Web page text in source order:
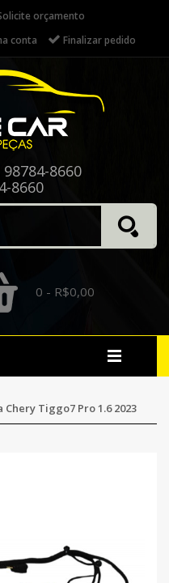
orçamento
conta Finalizar pedido
98784-8660
8660
0 - R$0,00
Tiggo7 Pro 1.6 2023